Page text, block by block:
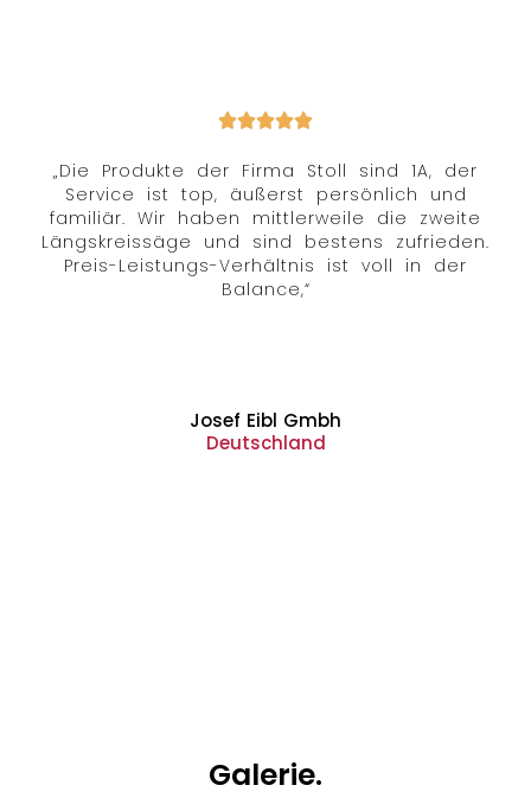
„Die Produkte der Firma Stoll sind 1A, der
Service ist top, äußerst persönlich und
familiär. Wir haben mittlerweile die zweite
Längskreissäge und sind bestens zufrieden.
Preis-Leistungs-Verhältnis ist voll in der
Balance,“
Josef Eibl Gmbh
Deutschland
Galerie.